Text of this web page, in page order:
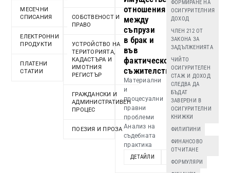
МЕСЕЧНИ
СПИСАНИЯ
ЕЛЕКТРОННИ
ПРОДУКТИ
ПЛАТЕНИ
СТАТИИ
СОБСТВЕНОСТ И
ПРАВО
УСТРОЙСТВО НА
ТЕРИТОРИЯТА,
КАДАСТЪРА И
ИМОТНИЯ
РЕГИСТЪР
ГРАЖДАНСКИ И
АДМИНИСТРАТИВЕН
ПРОЦЕС
ПОЕЗИЯ И ПРОЗА
отношения
между
съпрузи
в брак и
във
фактическо
съжителство
Материални
и
процесуални
правни
проблеми
Анализ на
съдебната
практика
ДЕТАЙЛИ
ФОРМИРАНЕ НА
ОСИГУРИТЕЛНИЯ
ДОХОД
ЧЛЕН 212 ОТ
ЗАКОНА ЗА
ЗАДЪЛЖЕНИЯТА
ЧИЙТО
ОСИГУРИТЕЛЕН
СТАЖ И ДОХОД
СЛЕДВА ДА
БЪДАТ
ЗАВЕРЕНИ В
ОСИГУРИТЕЛНИ
КНИЖКИ
ФИЛИПИНИ
ФИНАНСОВО
ОТЧИТАНЕ
ФОРМУЛЯРИ